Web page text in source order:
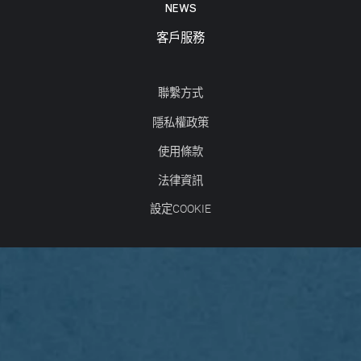
NEWS
客戶服務
聯繫方式
隱私權政策
使用條款
法律資訊
設定COOKIE